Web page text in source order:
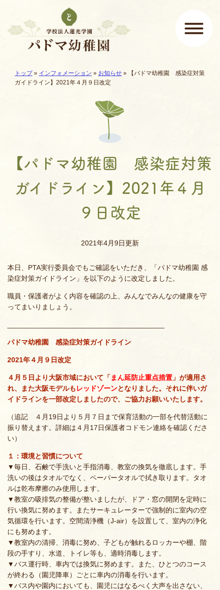
メインメニュー
ここから本文です。
現在地:
トップ» インフォメーション » お知らせ »
【パドマ幼稚園 感染症対策
ガイドライン】2021年４月９日改定
【パドマ幼稚園 感染症対策
ガイドライン】2021年４月
９日改定
2021年4月9日更新
本日、PTA実行委員会でもご確認をいただき、「パドマ幼稚園 感
染症対策ガイドライン」を以下のように改定しました。
職員・保護者がよく内容を確認の上、みんなでみんなの健康を守
ってまいりましょう。
パドマ幼稚園 感染症対策ガイドライン
2021年４月９日改定
４月５日より大阪市域において「まん延防止重点措置 」が適用さ
れ、また大阪モデルもレッドゾーンとなりました。それに伴いガ
イドラインを一部改定しましたので、ご協力お願いいたします。
（追記 ４月19日より５月７日まで保育活動の一部を代替活動に
振り替えます。詳細は４月17日保護者コドモン連絡を確認くださ
い）
１：環境と習慣について
▼毎日、石鹸で手洗いと手指消毒、教室の換気を徹底します。手
洗いの後はタオルでなく、ペーパータオルで拭き取ります。タオ
ルは乾布摩擦のみ使用します。
▼教室の吸排気の整備が整いましたが、ドア・窓の開閉を定時に
行い換気に努めます。またサーキュレーターで強制的に室内の空
気循環を行います。空間清浄機（J-air）を設置して、室内の浄化
にも努めます。
▼教室内の清掃、消毒に努め、子どもが触れるロッカーや棚、階
段の手すり、水道、トイレ等も、適時消毒します。
▼バス運行時、車内では換気に努めます。また、ひとつのコース
が終わる（園児降車）ごとに車内の消毒を行います。
▼バス内や園内においても、園児にはなるべく大声を出さない、